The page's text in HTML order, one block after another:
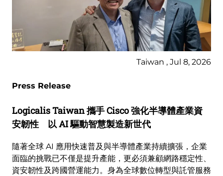
Taiwan , Jul 8, 2026
Press Release
Logicalis Taiwan 攜手 Cisco 強化半導體產業資
安韌性 以 AI 驅動智慧製造新世代
隨著全球 AI 應用快速普及與半導體產業持續擴張，企業
面臨的挑戰已不僅是提升產能，更必須兼顧網路穩定性、
資安韌性及跨國營運能力。身為全球數位轉型與託管服務